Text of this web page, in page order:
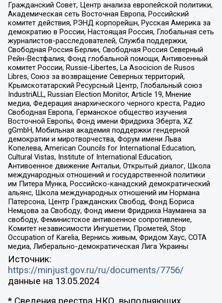
Гражданский Совет, Центр анализа европейской политики,
Академическая сеть Восточная Европа, Российский
комитет действия, РЭНД корпорейшн, Русская Америка за
демократию в России, Настоящая Россия, Глобальная сеть
журналистов-расследователей, Служба поддержки,
Свободная Россия Берлин, Свободная Россия Северный
Рейн-Вестфалия, Фонд глобальной помощи, Антивоенный
комитет России, Russie-Libertes, La Asocicion de Rusos
Libres, Союз за возвращение Северных территорий,
Крымскотатарский Ресурсный Центр, Глобальный союз
IndustriALL, Russian Election Monitor, Article 19, Мнение
медиа, Федерация анархического черного креста, Радио
Свободная Европа, Германское общество изучения
Восточной Европы, Фонд имени Фридриха Эберта, XZ
gGmbH, Мобильная академия поддержки гендерной
демократии и миротворчества, Форум имени Льва
Копелева, American Councils for International Education,
Cultural Vistas, Institute of International Education,
Антивоенное движение Антальи, Открытый диалог, Школа
международных отношений и государственной политики
им Питера Мунка, Российско-канадский демократический
альянс, Школа международных отношений им Нормана
Патерсона, Центр Гражданских Свобод, Фонд Бориса
Немцова за Свободу, Фонд имени Фридриха Науманна за
свободу, Феминистское антивоенное сопротивление,
Комитет независимости Ингушетии, Прометей, Stop
Occupation of Karelia, Вернись живым, Фридом Хаус, СОТА
медиа, Либерально-демократическая Лига Украины
Источник:
https://minjust.gov.ru/ru/documents/7756/
данные на 13.05.2024